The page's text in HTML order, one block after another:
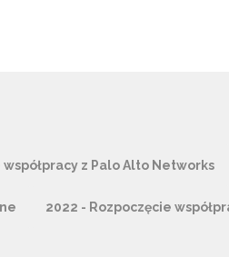
współpracy z Palo Alto Networks
2022 - Rozpoczęcie